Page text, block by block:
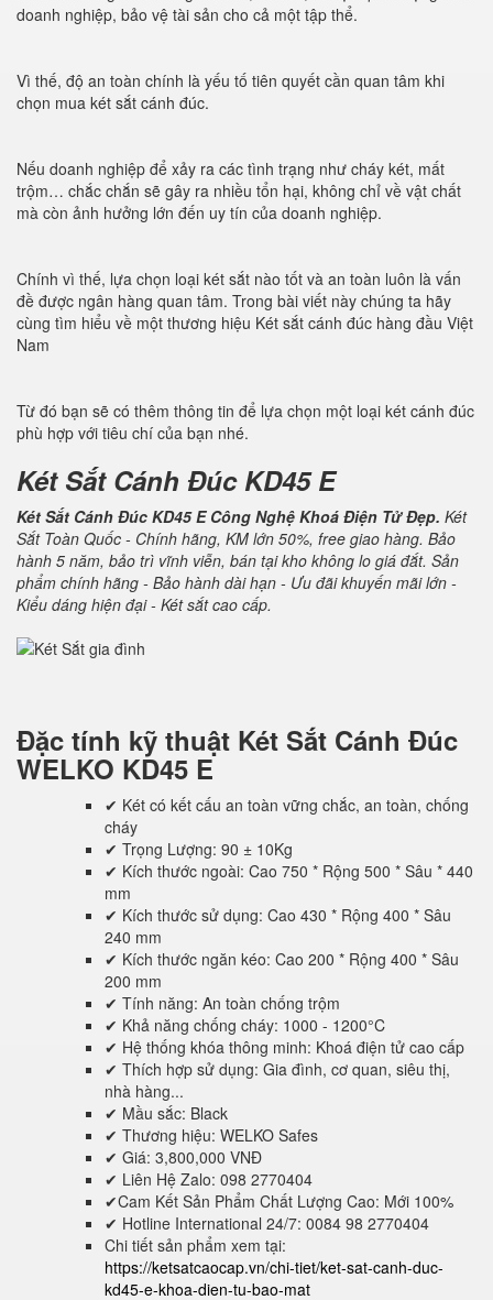
doanh nghiệp, bảo vệ tài sản cho cả một tập thể.
Vì thế, độ an toàn chính là yếu tố tiên quyết cần quan tâm khi
chọn mua két sắt cánh đúc.
Nếu doanh nghiệp để xảy ra các tình trạng như cháy két, mất
trộm… chắc chắn sẽ gây ra nhiều tổn hại, không chỉ về vật chất
mà còn ảnh hưởng lớn đến uy tín của doanh nghiệp.
Chính vì thế, lựa chọn loại két sắt nào tốt và an toàn luôn là vấn
đề được ngân hàng quan tâm. Trong bài viết này chúng ta hãy
cùng tìm hiểu về một thương hiệu Két sắt cánh đúc hàng đầu Việt
Nam
Từ đó bạn sẽ có thêm thông tin để lựa chọn một loại két cánh đúc
phù hợp với tiêu chí của bạn nhé.
Két Sắt Cánh Đúc KD45 E
Két Sắt Cánh Đúc KD45 E Công Nghệ Khoá Điện Tử Đẹp. Két
Sắt Toàn Quốc - Chính hãng, KM lớn 50%, free giao hàng. Bảo
hành 5 năm, bảo trì vĩnh viễn, bán tại kho không lo giá đắt. Sản
phẩm chính hãng - Bảo hành dài hạn - Ưu đãi khuyến mãi lớn -
Kiểu dáng hiện đại - Két sắt cao cấp.
Đặc tính kỹ thuật Két Sắt Cánh Đúc
WELKO KD45 E
✔ Két có kết cấu an toàn vững chắc, an toàn, chống
cháy
✔ Trọng Lượng: 90 ± 10Kg
✔ Kích thước ngoài: Cao 750 * Rộng 500 * Sâu * 440
mm
✔ Kích thước sử dụng: Cao 430 * Rộng 400 * Sâu
240 mm
✔ Kích thước ngăn kéo: Cao 200 * Rộng 400 * Sâu
200 mm
✔ Tính năng: An toàn chống trộm
✔ Khả năng chống cháy: 1000 - 1200°C
✔ Hệ thống khóa thông minh: Khoá điện tử cao cấp
✔ Thích hợp sử dụng: Gia đình, cơ quan, siêu thị,
nhà hàng...
✔ Mầu sắc: Black
✔ Thương hiệu: WELKO Safes
✔ Giá: 3,800,000 VNĐ
✔ Liên Hệ Zalo: 098 2770404
✔Cam Kết Sản Phẩm Chất Lượng Cao: Mới 100%
✔ Hotline International 24/7: 0084 98 2770404
Chi tiết sản phẩm xem tại:
https://ketsatcaocap.vn/chi-tiet/ket-sat-canh-duc-
kd45-e-khoa-dien-tu-bao-mat